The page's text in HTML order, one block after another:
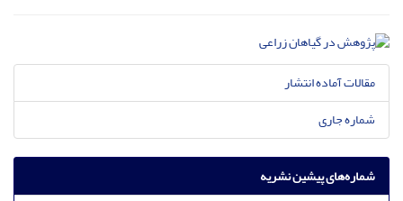
مقالات آماده انتشار
شماره جاری
شماره‌های پیشین نشریه